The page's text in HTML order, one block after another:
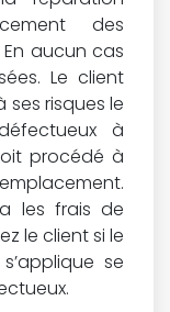
des
aucun cas
Le client
ses risques le
à
soit procédé à
les frais de
le client si le
se